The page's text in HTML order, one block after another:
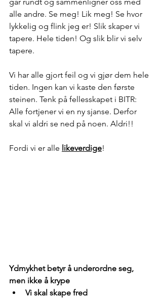
alle andre. Se meg! Lik meg! Se hvor
lykkelig og flink jeg er! Slik skaper vi
tapere. Hele tiden! Og slik blir vi selv
tapere.
Vi har alle gjort feil og vi gjør dem hele
tiden. Ingen kan vi kaste den første
steinen. Tenk på fellesskapet i BITR:
Alle fortjener vi en ny sjanse. Derfor
skal vi aldri se ned på noen. Aldri!!
Fordi vi er alle likeverdige!
Ydmykhet betyr å underordne seg,
men ikke å krype
Vi skal skape fred